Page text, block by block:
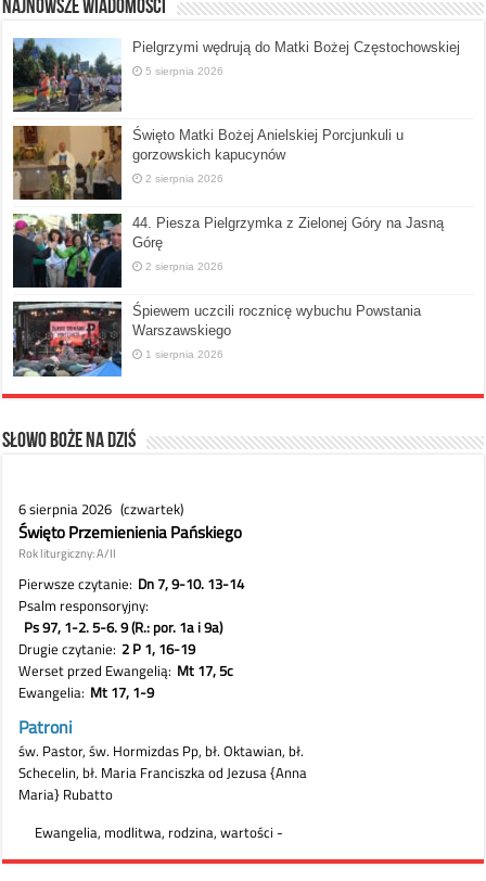
Najnowsze Wiadomości
Pielgrzymi wędrują do Matki Bożej Częstochowskiej
5 sierpnia 2026
Święto Matki Bożej Anielskiej Porcjunkuli u
gorzowskich kapucynów
2 sierpnia 2026
44. Piesza Pielgrzymka z Zielonej Góry na Jasną
Górę
2 sierpnia 2026
Śpiewem uczcili rocznicę wybuchu Powstania
Warszawskiego
1 sierpnia 2026
Słowo Boże na dziś